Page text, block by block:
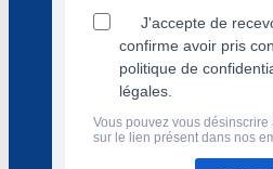
J'accepte de
confirme avoir pris
politique de
légales.
Vous pouvez vous
sur le lien présent dans nos